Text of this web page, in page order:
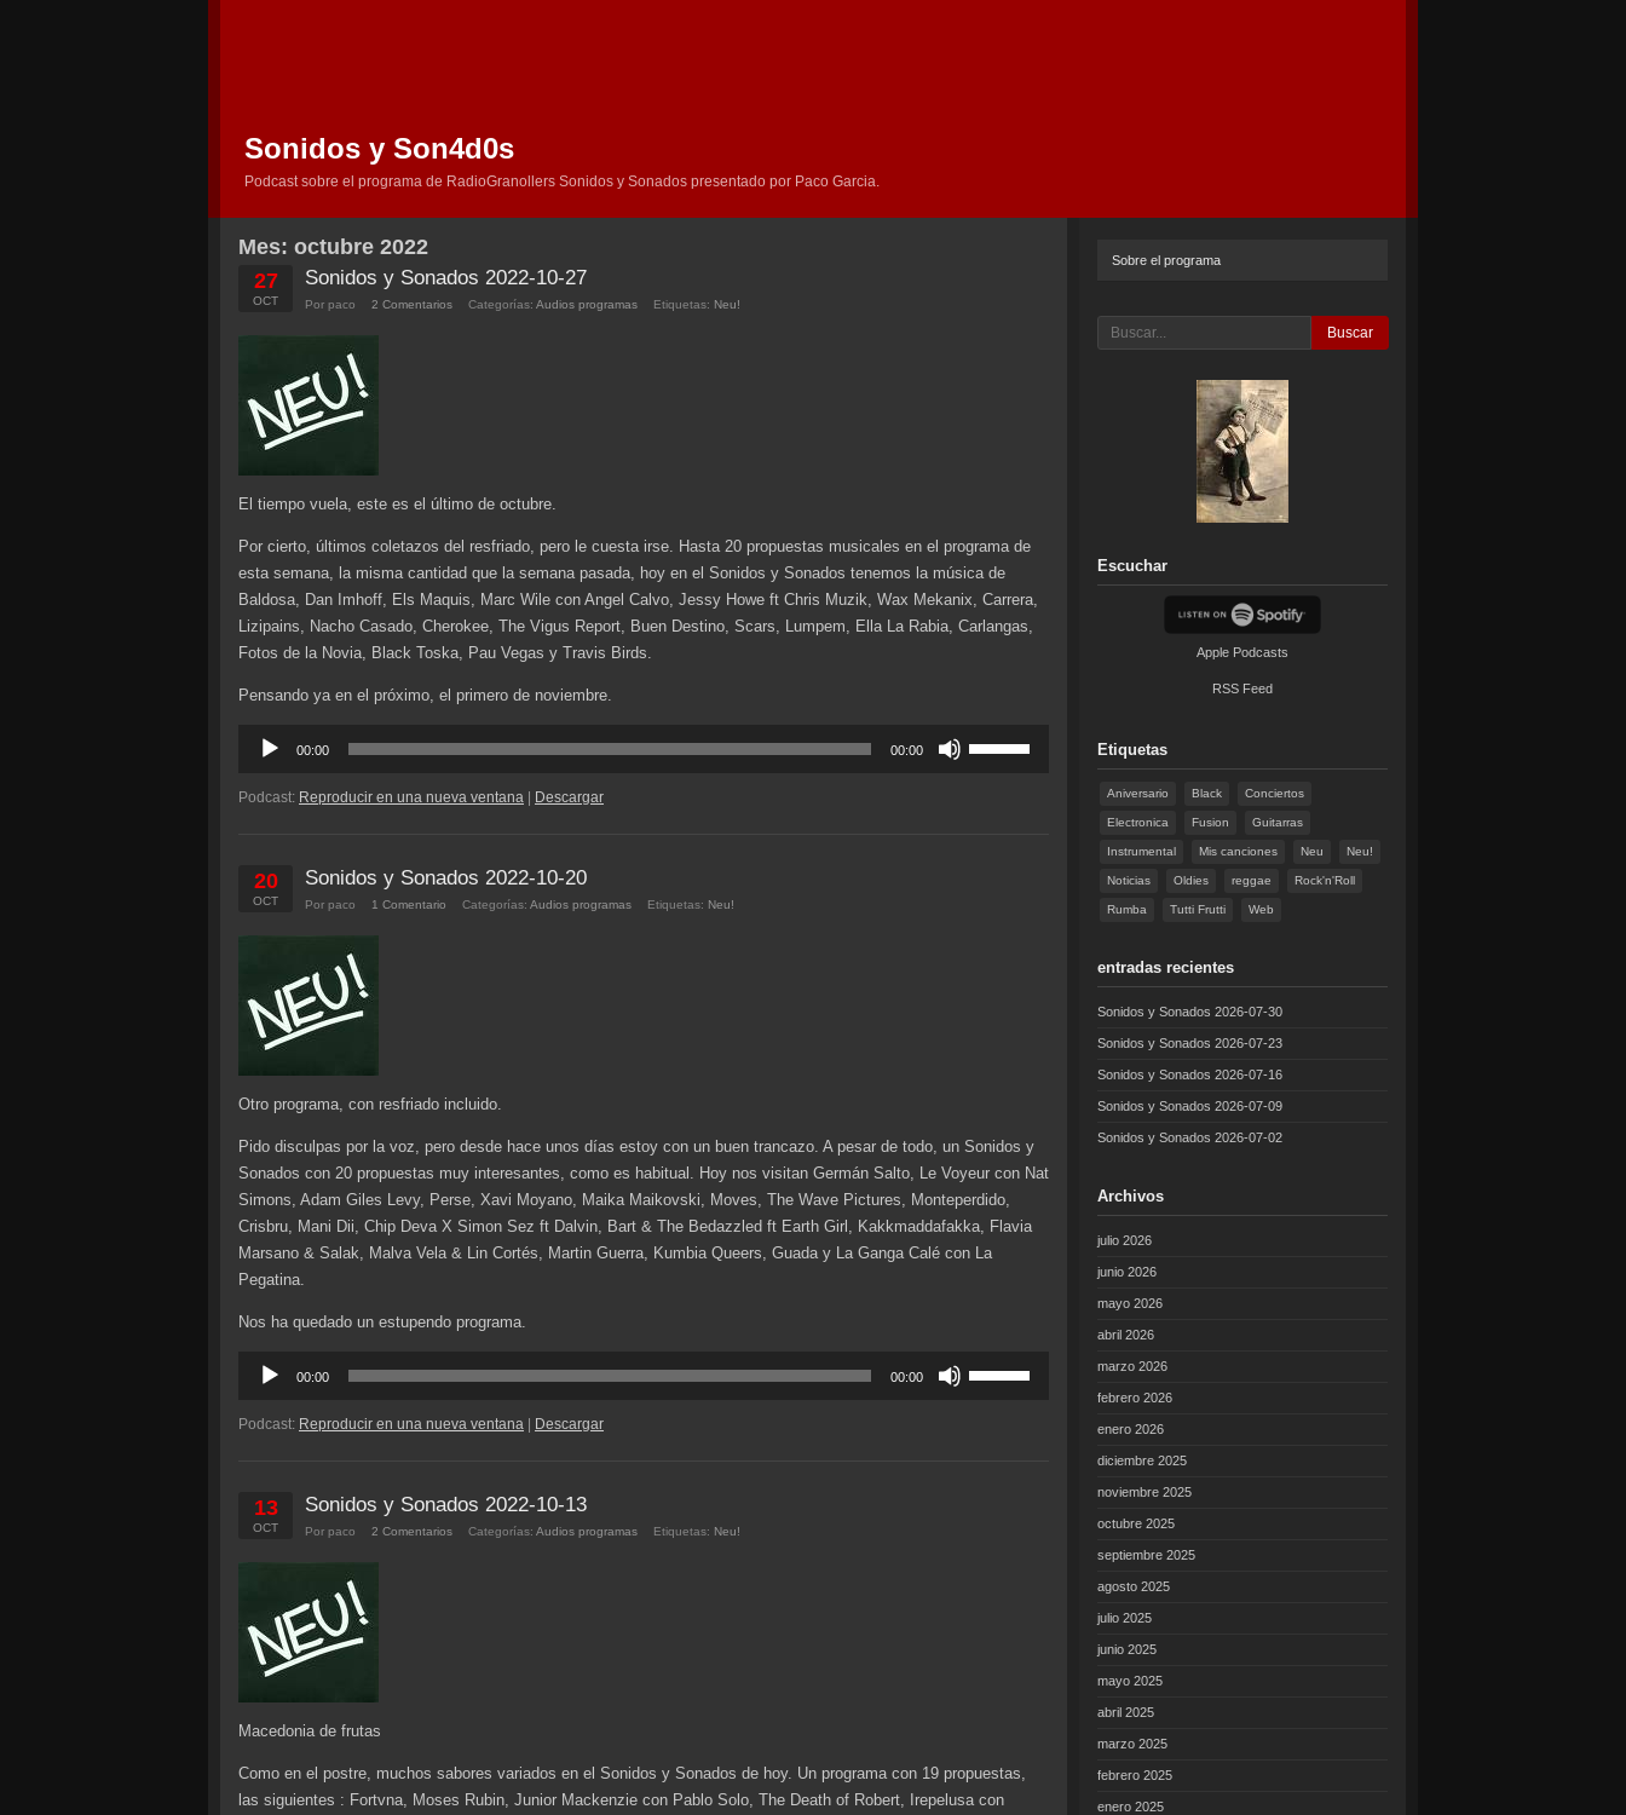
Sonidos y Son4d0s
Podcast sobre el programa de RadioGranollers Sonidos y Sonados presentado por Paco Garcia.
Mes: octubre 2022
27
OCT
Sonidos y Sonados 2022-10-27
Por paco 2 Comentarios Categorías: Audios programas Etiquetas: Neu!
El tiempo vuela, este es el último de octubre.
Por cierto, últimos coletazos del resfriado, pero le cuesta irse. Hasta 20 propuestas musicales en el programa de
esta semana, la misma cantidad que la semana pasada, hoy en el Sonidos y Sonados tenemos la música de
Baldosa, Dan Imhoff, Els Maquis, Marc Wile con Angel Calvo, Jessy Howe ft Chris Muzik, Wax Mekanix, Carrera,
Lizipains, Nacho Casado, Cherokee, The Vigus Report, Buen Destino, Scars, Lumpem, Ella La Rabia, Carlangas,
Fotos de la Novia, Black Toska, Pau Vegas y Travis Birds.
Pensando ya en el próximo, el primero de noviembre.
Reproductor
audio
00:00 00:00
Podcast: Reproducir en una nueva ventana | Descargar
20
OCT
Sonidos y Sonados 2022-10-20
Por paco 1 Comentario Categorías: Audios programas Etiquetas: Neu!
Otro programa, con resfriado incluido.
Pido disculpas por la voz, pero desde hace unos días estoy con un buen trancazo. A pesar de todo, un Sonidos y
Sonados con 20 propuestas muy interesantes, como es habitual. Hoy nos visitan Germán Salto, Le Voyeur con Nat
Simons, Adam Giles Levy, Perse, Xavi Moyano, Maika Maikovski, Moves, The Wave Pictures, Monteperdido,
Crisbru, Mani Dii, Chip Deva X Simon Sez ft Dalvin, Bart & The Bedazzled ft Earth Girl, Kakkmaddafakka, Flavia
Marsano & Salak, Malva Vela & Lin Cortés, Martin Guerra, Kumbia Queers, Guada y La Ganga Calé con La
Pegatina.
Nos ha quedado un estupendo programa.
Reproductor
audio
00:00 00:00
Podcast: Reproducir en una nueva ventana | Descargar
13
OCT
Sonidos y Sonados 2022-10-13
Por paco 2 Comentarios Categorías: Audios programas Etiquetas: Neu!
Macedonia de frutas
Como en el postre, muchos sabores variados en el Sonidos y Sonados de hoy. Un programa con 19 propuestas,
las siguientes : Fortvna, Moses Rubin, Junior Mackenzie con Pablo Solo, The Death of Robert, Irepelusa con
Sobre el programa
Buscar
Escuchar
Apple Podcasts
RSS Feed
Etiquetas
Aniversario Black Conciertos
Electronica Fusion Guitarras
Instrumental Mis canciones Neu Neu!
Noticias Oldies reggae Rock'n'Roll
Rumba Tutti Frutti Web
entradas recientes
Sonidos y Sonados 2026-07-30
Sonidos y Sonados 2026-07-23
Sonidos y Sonados 2026-07-16
Sonidos y Sonados 2026-07-09
Sonidos y Sonados 2026-07-02
Archivos
julio 2026
junio 2026
mayo 2026
abril 2026
marzo 2026
febrero 2026
enero 2026
diciembre 2025
noviembre 2025
octubre 2025
septiembre 2025
agosto 2025
julio 2025
junio 2025
mayo 2025
abril 2025
marzo 2025
febrero 2025
enero 2025